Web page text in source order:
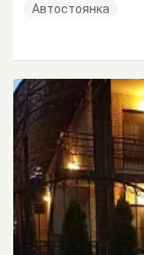
Автостоянка